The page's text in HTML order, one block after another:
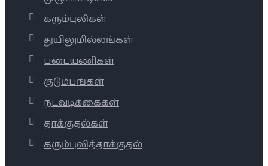
கரும்புலிகள்
துயிலுமில்லங்கள்
படையணிகள்
குடும்பங்கள்
நடவடிக்கைகள்
தாக்குதல்கள்
கரும்புலித்தாக்குதல்